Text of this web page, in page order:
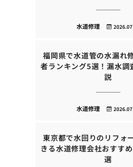
水道修理
福岡県で水道管の水漏れ
者ランキング5選！漏水調
説
水道修理
東京都で水回りのリフォ
きる水道修理会社おすす
選